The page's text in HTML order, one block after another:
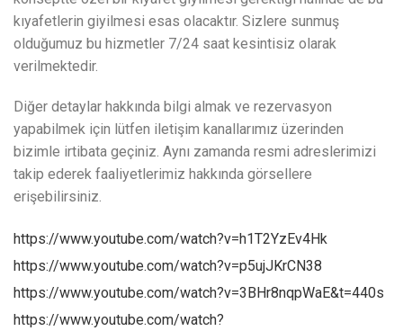
kıyafetlerin giyilmesi esas olacaktır. Sizlere sunmuş
olduğumuz bu hizmetler 7/24 saat kesintisiz olarak
verilmektedir.
Diğer detaylar hakkında bilgi almak ve rezervasyon
yapabilmek için lütfen iletişim kanallarımız üzerinden
bizimle irtibata geçiniz. Aynı zamanda resmi adreslerimizi
takip ederek faaliyetlerimiz hakkında görsellere
erişebilirsiniz.
https://www.youtube.com/watch?v=h1T2YzEv4Hk
https://www.youtube.com/watch?v=p5ujJKrCN38
https://www.youtube.com/watch?v=3BHr8nqpWaE&t=440s
https://www.youtube.com/watch?